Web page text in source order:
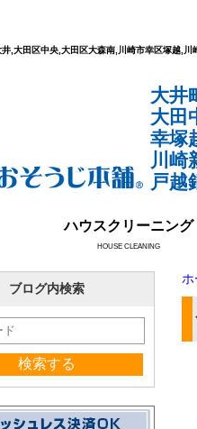
,大田区中央,大田区大森南,川崎市幸区塚越,
大井
大田
幸塚
川崎
戸越
ハウスクリーニング
HOUSE CLEANING
ホ
ブログ内検索